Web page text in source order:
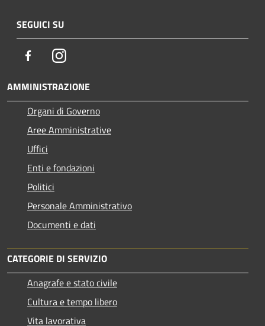
SEGUICI SU
FacebookInstagram
AMMINISTRAZIONE
Organi di Governo
Aree Amministrative
Uffici
Enti e fondazioni
Politici
Personale Amministrativo
Documenti e dati
CATEGORIE DI SERVIZIO
Anagrafe e stato civile
Cultura e tempo libero
Vita lavorativa